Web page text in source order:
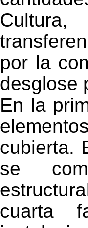
por la
desglose
En la
cubierta.
se
cuarta